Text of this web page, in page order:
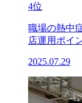
4位
職場の熱中
店運用ポイ
2025.07.29